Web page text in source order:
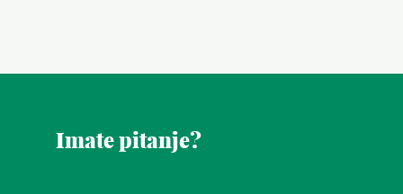
Imate pitanje?